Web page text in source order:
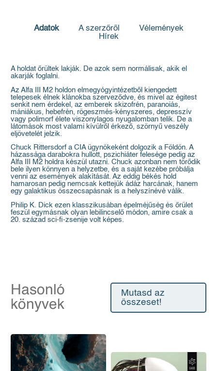
Adatok A szerzőről
Vélemények
Hírek
A holdat őrültek lakják. De azok sem normálisak, akik el
akarják foglalni.
Az Alfa III M2 holdon elmegyógyintézetből kiengedett
telepesek élnek klánokba szerveződve, és mivel az égitest
senkit nem érdekel, az emberek skizofrén, paranoiás,
mániákus, hebefrén, rögeszmés-kényszeres, depresszív
vagy polimorf élete viszonylagos nyugalomban telik. De a
látomások most valami kívülről érkező, szörnyű veszély
eljövetelét jelzik.
Chuck Rittersdorf a CIA ügynökeként dolgozik a Földön. A
házassága darabokra hullott, pszichiáter felesége pedig az
Alfa III M2 holdra készül utazni. Chuck azonban nem törődik
bele ilyen könnyen a helyzetbe, és a saját kezébe próbálja
venni az események alakítását. Az eddig békés hold
hamarosan pedig nemcsak kettejük ádáz harcának, hanem
egy galaktikus összecsapásnak is a helyszínévé válik.
Philip K. Dick ezen klasszikusában épelméjűség és őrület
feszül egymásnak olyan lebilincselő módon, amire csak a
20. század sci-fi-zsenije volt képes.
Hasonló
könyvek
Mutasd az
összeset!